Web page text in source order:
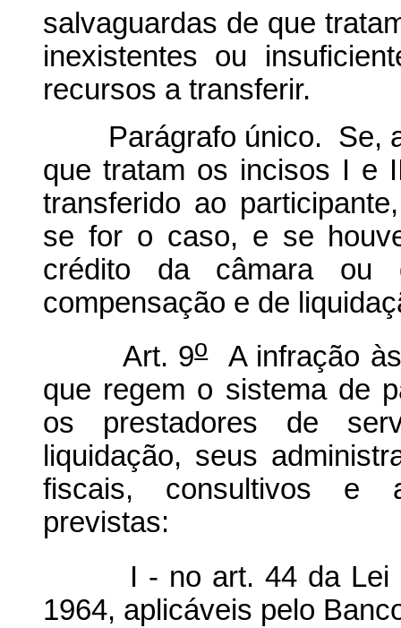
salvaguardas de que
inexistentes ou
recursos a transferir.
Parágrafo único. Se,
que tratam os incisos I e
transferido ao
se for o caso, e se
crédito da câmara ou
compensação e de
Art. 9oA infração às
que regem o sistema de
os prestadores de
liquidação, seus
fiscais, consultivos e
previstas:
I - no art. 44 da Lei
1964, aplicáveis pelo